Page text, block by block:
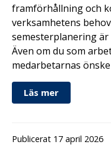
framförhållning och
verksamhetens
semesterplanering
Även om du som
medarbetarnas
Läs mer
Publicerat 17 april 2026